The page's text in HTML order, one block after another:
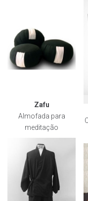
Zafu
Almofada para
meditação